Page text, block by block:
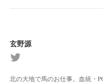
玄野源
北の大地で馬のお仕事。血統・